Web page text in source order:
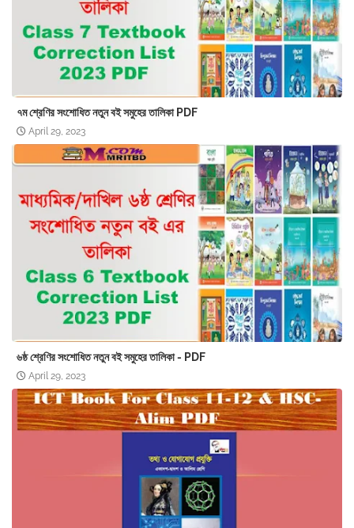
৭ম শ্রেণির সংশোধিত নতুন বই সমুহের তালিকা PDF
April 29, 2023
৬ষ্ঠ শ্রেণির সংশোধিত নতুন বই সমুহের তালিকা - PDF
April 29, 2023